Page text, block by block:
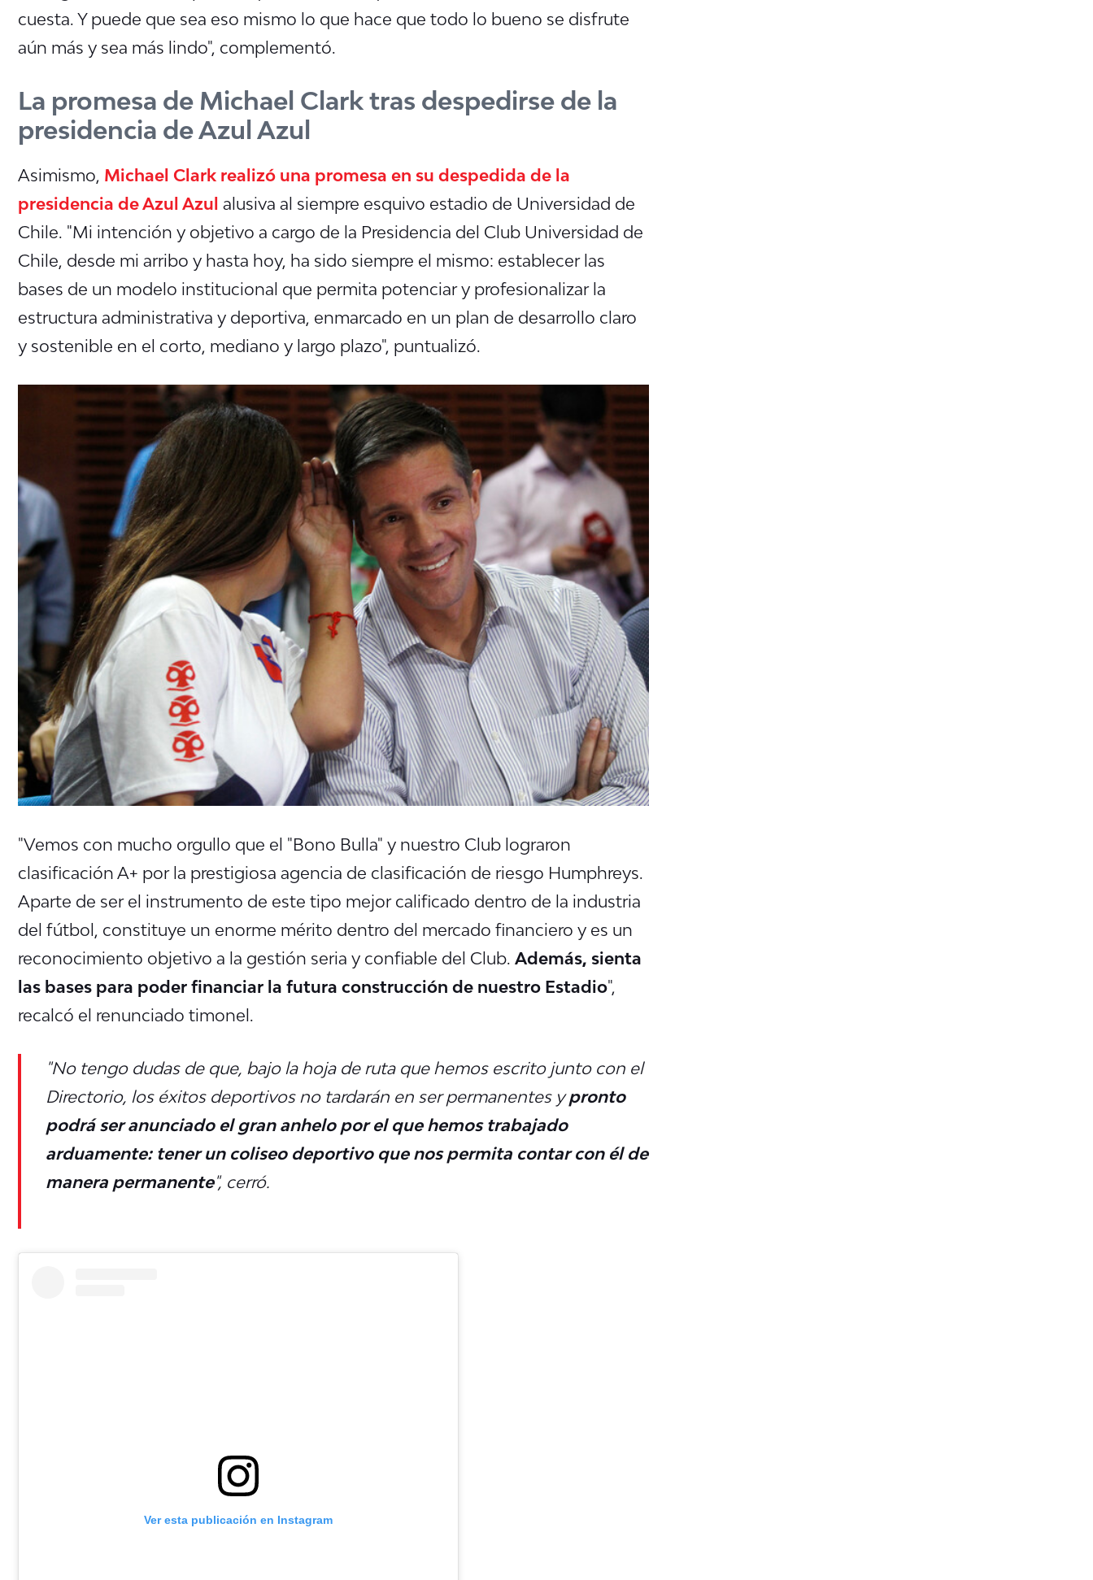
cuesta. Y puede que sea eso mismo lo que hace que todo lo bueno se disfrute
aún más y sea más lindo", complementó.
La promesa de Michael Clark tras despedirse de la
presidencia de Azul Azul
Asimismo, Michael Clark realizó una promesa en su despedida de la
presidencia de Azul Azul alusiva al siempre esquivo estadio de Universidad de
Chile. "Mi intención y objetivo a cargo de la Presidencia del Club Universidad de
Chile, desde mi arribo y hasta hoy, ha sido siempre el mismo: establecer las
bases de un modelo institucional que permita potenciar y profesionalizar la
estructura administrativa y deportiva, enmarcado en un plan de desarrollo claro
y sostenible en el corto, mediano y largo plazo", puntualizó.
"Vemos con mucho orgullo que el "Bono Bulla" y nuestro Club lograron
clasificación A+ por la prestigiosa agencia de clasificación de riesgo Humphreys.
Aparte de ser el instrumento de este tipo mejor calificado dentro de la industria
del fútbol, constituye un enorme mérito dentro del mercado financiero y es un
reconocimiento objetivo a la gestión seria y confiable del Club. Además, sienta
las bases para poder financiar la futura construcción de nuestro Estadio",
recalcó el renunciado timonel.
"No tengo dudas de que, bajo la hoja de ruta que hemos escrito junto con el
Directorio, los éxitos deportivos no tardarán en ser permanentes ypronto
podrá ser anunciado el gran anhelo por el que hemos trabajado
arduamente: tener un coliseo deportivo que nos permita contar con él de
manera permanente", cerró.
Ver esta publicación en Instagram